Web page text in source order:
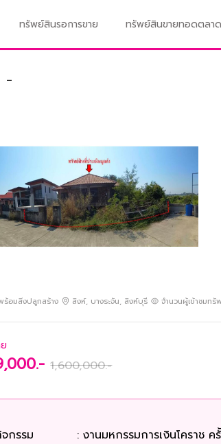
ทรัพย์สินรอการขาย ทรัพย์สินขายทอดตลาด
-
ร้อมสิ่งปลูกสร้าง สิงห์, บางระจัน, สิงห์บุรี จำนวนผู้เข้าชมทรั
1,600,000.-
กรรม : งานมหกรรมการเงินโคราช